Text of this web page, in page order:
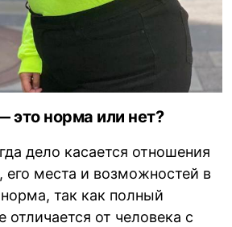
это норма или нет?
дело касается отношения
места и возможностей в
так как полный
отличается от человека с